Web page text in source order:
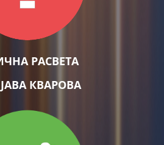
РАСВЕТА
КВАРОВА